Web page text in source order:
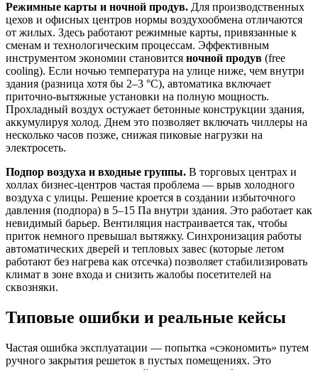
Режимные карты и ночной продув. Для производственных
цехов и офисных центров нормы воздухообмена отличаются
от жилых. Здесь работают режимные карты, привязанные к
сменам и технологическим процессам. Эффективным
инструментом экономии становится ночной продув (free
cooling). Если ночью температура на улице ниже, чем внутри
здания (разница хотя бы 2–3 °C), автоматика включает
приточно-вытяжные установки на полную мощность.
Прохладный воздух остужает бетонные конструкции здания,
аккумулируя холод. Днем это позволяет включать чиллеры на
несколько часов позже, снижая пиковые нагрузки на
электросеть.
Подпор воздуха и входные группы. В торговых центрах и
холлах бизнес-центров частая проблема — врыв холодного
воздуха с улицы. Решение кроется в создании избыточного
давления (подпора) в 5–15 Па внутри здания. Это работает как
невидимый барьер. Вентиляция настраивается так, чтобы
приток немного превышал вытяжку. Синхронизация работы
автоматических дверей и тепловых завес (которые летом
работают без нагрева как отсечка) позволяет стабилизировать
климат в зоне входа и снизить жалобы посетителей на
сквозняки.
Типовые ошибки и реальные кейсы
Частая ошибка эксплуатации — попытка «сэкономить» путем
ручного закрытия решеток в пустых помещениях. Это